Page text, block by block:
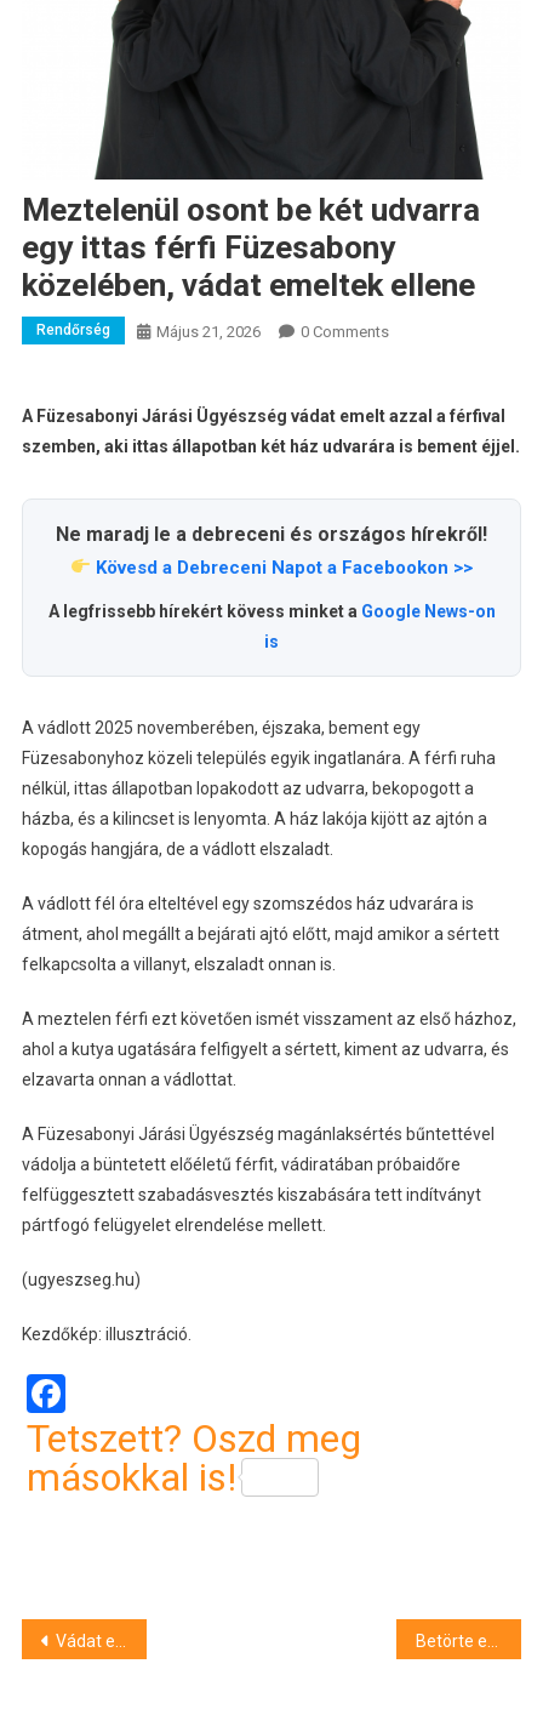
Meztelenül osont be két udvarra
egy ittas férfi Füzesabony
közelében, vádat emeltek ellene
Rendőrség Május 21, 2026 0 Comments
A Füzesabonyi Járási Ügyészség vádat emelt azzal a férfival
szemben, aki ittas állapotban két ház udvarára is bement éjjel.
Ne maradj le a debreceni és országos hírekről!
Kövesd a Debreceni Napot a Facebookon >>
A legfrissebb hírekért kövess minket a Google News-on
is
A vádlott 2025 novemberében, éjszaka, bement egy
Füzesabonyhoz közeli település egyik ingatlanára. A férfi ruha
nélkül, ittas állapotban lopakodott az udvarra, bekopogott a
házba, és a kilincset is lenyomta. A ház lakója kijött az ajtón a
kopogás hangjára, de a vádlott elszaladt.
A vádlott fél óra elteltével egy szomszédos ház udvarára is
átment, ahol megállt a bejárati ajtó előtt, majd amikor a sértett
felkapcsolta a villanyt, elszaladt onnan is.
A meztelen férfi ezt követően ismét visszament az első házhoz,
ahol a kutya ugatására felfigyelt a sértett, kiment az udvarra, és
elzavarta onnan a vádlottat.
A Füzesabonyi Járási Ügyészség magánlaksértés bűntettével
vádolja a büntetett előéletű férfit, vádiratában próbaidőre
felfüggesztett szabadásvesztés kiszabására tett indítványt
pártfogó felügyelet elrendelése mellett.
(ugyeszseg.hu)
Kezdőkép: illusztráció.
Facebook
Tetszett? Oszd meg
másokkal is!
Bejegyzés
Vádat emeltek a fiú ellen, aki egy védekezésre képtelen lánnyal erőszakoskodott Kaposváron